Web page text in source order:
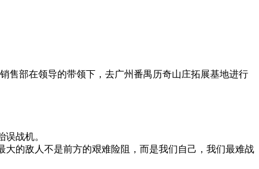
售部在领导的带领下，去广州番禺历奇山庄拓展基地进行
误战机。
的敌人不是前方的艰难险阻，而是我们自己，我们最难战